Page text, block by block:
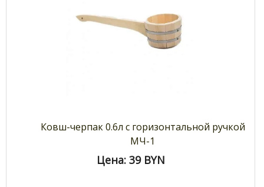
Ковш-черпак 0.6л с горизонтальной ручкой
МЧ-1
Цена: 39 BYN